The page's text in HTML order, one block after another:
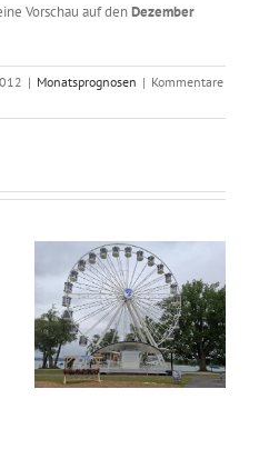
Vorschau auf denDezember
| Monatsprognosen | Kommentare
Astrologisch durch das
Jahr – Juni 2026